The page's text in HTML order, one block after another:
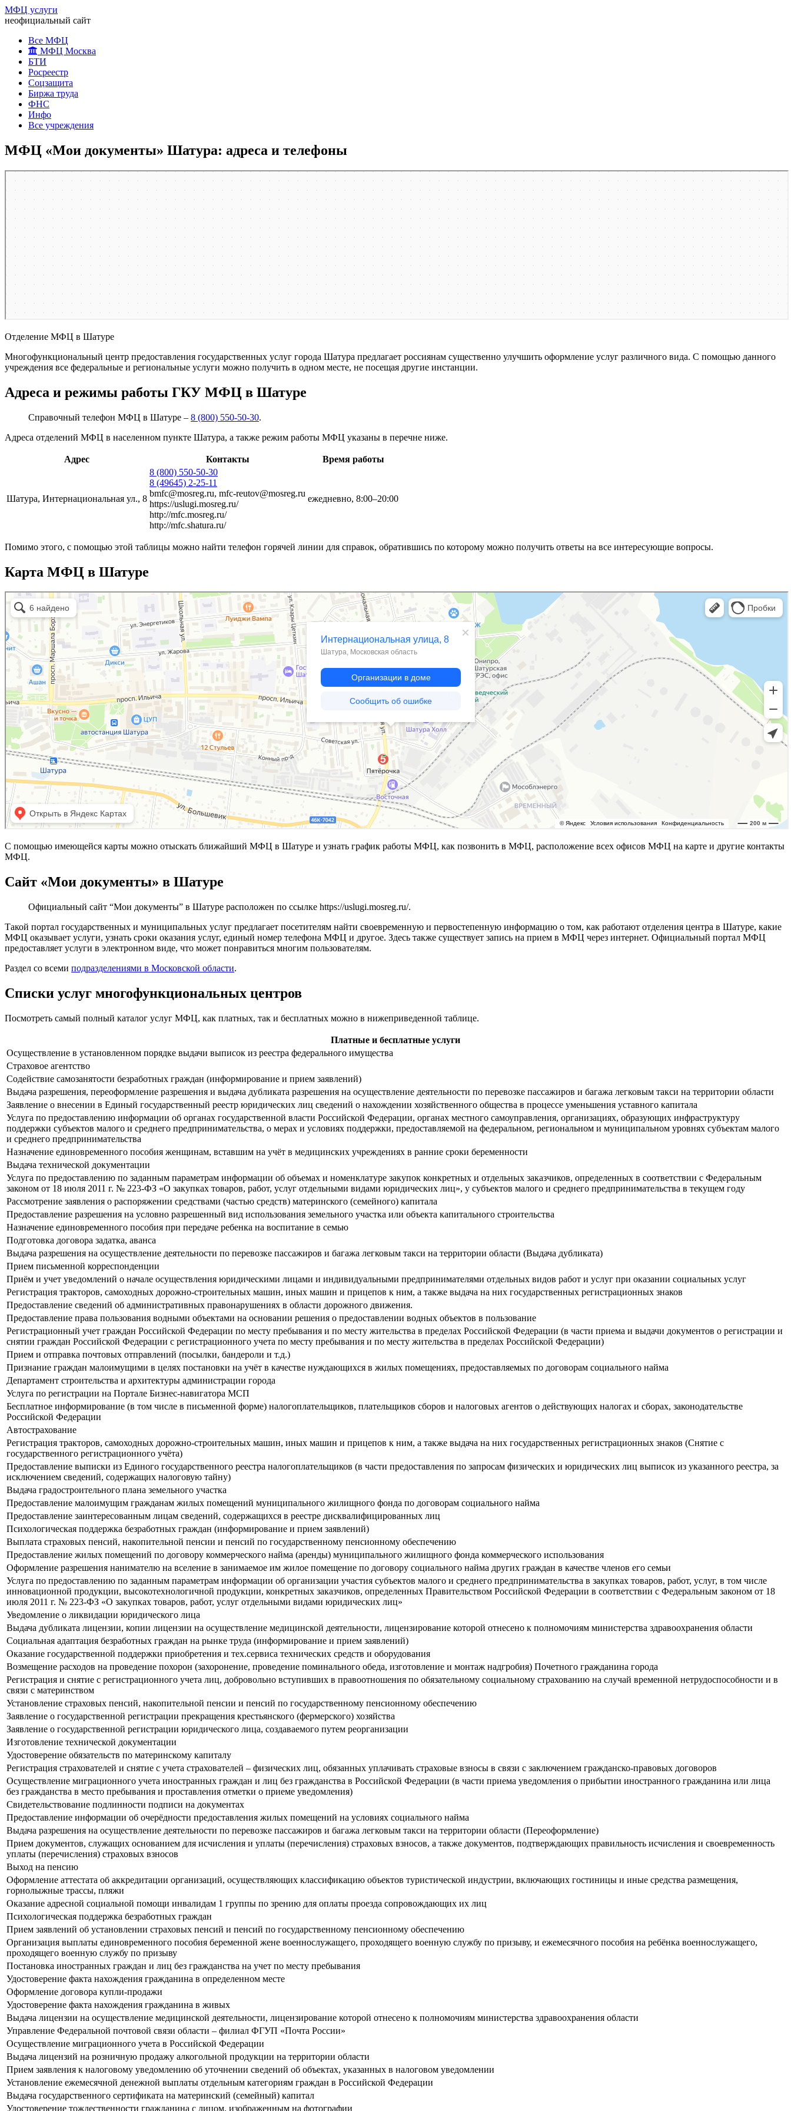
МФЦ услуги
неофициальный сайт
Все МФЦ
МФЦ Москва
БТИ
Росреестр
Соцзащита
Биржа труда
ФНС
Инфо
Все учреждения
МФЦ «Мои документы» Шатура: адреса и телефоны
Отделение МФЦ в Шатуре
Многофункциональный центр предоставления государственных услуг города Шатура предлагает россиянам существенно улучшить оформление услуг различного вида. С помощью данного
учреждения все федеральные и региональные услуги можно получить в одном месте, не посещая другие инстанции.
Адреса и режимы работы ГКУ МФЦ в Шатуре
Справочный телефон МФЦ в Шатуре – 8 (800) 550-50-30.
Адреса отделений МФЦ в населенном пункте Шатура, а также режим работы МФЦ указаны в перечне ниже.
Адрес Контакты Время работы
Шатура, Интернациональная ул., 8
8 (800) 550-50-30
8 (49645) 2-25-11
bmfc@mosreg.ru, mfc-reutov@mosreg.ru
https://uslugi.mosreg.ru/
http://mfc.mosreg.ru/
http://mfc.shatura.ru/
ежедневно, 8:00–20:00
Помимо этого, с помощью этой таблицы можно найти телефон горячей линии для справок, обратившись по которому можно получить ответы на все интересующие вопросы.
Карта МФЦ в Шатуре
С помощью имеющейся карты можно отыскать ближайший МФЦ в Шатуре и узнать график работы МФЦ, как позвонить в МФЦ, расположение всех офисов МФЦ на карте и другие контакты
МФЦ.
Сайт «Мои документы» в Шатуре
Официальный сайт “Мои документы” в Шатуре расположен по ссылке https://uslugi.mosreg.ru/.
Такой портал государственных и муниципальных услуг предлагает посетителям найти своевременную и первостепенную информацию о том, как работают отделения центра в Шатуре, какие
МФЦ оказывает услуги, узнать сроки оказания услуг, единый номер телефона МФЦ и другое. Здесь также существует запись на прием в МФЦ через интернет. Официальный портал МФЦ
предоставляет услуги в электронном виде, что может понравиться многим пользователям.
Раздел со всеми подразделениями в Московской области.
Списки услуг многофункциональных центров
Посмотреть самый полный каталог услуг МФЦ, как платных, так и бесплатных можно в нижеприведенной таблице.
Платные и бесплатные услуги
Осуществление в установленном порядке выдачи выписок из реестра федерального имущества
Страховое агентство
Содействие самозанятости безработных граждан (информирование и прием заявлений)
Выдача разрешения, переоформление разрешения и выдача дубликата разрешения на осуществление деятельности по перевозке пассажиров и багажа легковым такси на территории области
Заявление о внесении в Единый государственный реестр юридических лиц сведений о нахождении хозяйственного общества в процессе уменьшения уставного капитала
Услуга по предоставлению информации об органах государственной власти Российской Федерации, органах местного самоуправления, организациях, образующих инфраструктуру
поддержки субъектов малого и среднего предпринимательства, о мерах и условиях поддержки, предоставляемой на федеральном, региональном и муниципальном уровнях субъектам малого
и среднего предпринимательства
Назначение единовременного пособия женщинам, вставшим на учёт в медицинских учреждениях в ранние сроки беременности
Выдача технической документации
Услуга по предоставлению по заданным параметрам информации об объемах и номенклатуре закупок конкретных и отдельных заказчиков, определенных в соответствии с Федеральным
законом от 18 июля 2011 г. № 223-ФЗ «О закупках товаров, работ, услуг отдельными видами юридических лиц», у субъектов малого и среднего предпринимательства в текущем году
Рассмотрение заявления о распоряжении средствами (частью средств) материнского (семейного) капитала
Предоставление разрешения на условно разрешенный вид использования земельного участка или объекта капитального строительства
Назначение единовременного пособия при передаче ребенка на воспитание в семью
Подготовка договора задатка, аванса
Выдача разрешения на осуществление деятельности по перевозке пассажиров и багажа легковым такси на территории области (Выдача дубликата)
Прием письменной корреспонденции
Приём и учет уведомлений о начале осуществления юридическими лицами и индивидуальными предпринимателями отдельных видов работ и услуг при оказании социальных услуг
Регистрация тракторов, самоходных дорожно-строительных машин, иных машин и прицепов к ним, а также выдача на них государственных регистрационных знаков
Предоставление сведений об административных правонарушениях в области дорожного движения.
Предоставление права пользования водными объектами на основании решения о предоставлении водных объектов в пользование
Регистрационный учет граждан Российской Федерации по месту пребывания и по месту жительства в пределах Российской Федерации (в части приема и выдачи документов о регистрации и
снятии граждан Российской Федерации с регистрационного учета по месту пребывания и по месту жительства в пределах Российской Федерации)
Прием и отправка почтовых отправлений (посылки, бандероли и т.д.)
Признание граждан малоимущими в целях постановки на учёт в качестве нуждающихся в жилых помещениях, предоставляемых по договорам социального найма
Департамент строительства и архитектуры администрации города
Услуга по регистрации на Портале Бизнес-навигатора МСП
Бесплатное информирование (в том числе в письменной форме) налогоплательщиков, плательщиков сборов и налоговых агентов о действующих налогах и сборах, законодательстве
Российской Федерации
Автострахование
Регистрация тракторов, самоходных дорожно-строительных машин, иных машин и прицепов к ним, а также выдача на них государственных регистрационных знаков (Снятие с
государственного регистрационного учёта)
Предоставление выписки из Единого государственного реестра налогоплательщиков (в части предоставления по запросам физических и юридических лиц выписок из указанного реестра, за
исключением сведений, содержащих налоговую тайну)
Выдача градостроительного плана земельного участка
Предоставление малоимущим гражданам жилых помещений муниципального жилищного фонда по договорам социального найма
Предоставление заинтересованным лицам сведений, содержащихся в реестре дисквалифицированных лиц
Психологическая поддержка безработных граждан (информирование и прием заявлений)
Выплата страховых пенсий, накопительной пенсии и пенсий по государственному пенсионному обеспечению
Предоставление жилых помещений по договору коммерческого найма (аренды) муниципального жилищного фонда коммерческого использования
Оформление разрешения нанимателю на вселение в занимаемое им жилое помещение по договору социального найма других граждан в качестве членов его семьи
Услуга по предоставлению по заданным параметрам информации об организации участия субъектов малого и среднего предпринимательства в закупках товаров, работ, услуг, в том числе
инновационной продукции, высокотехнологичной продукции, конкретных заказчиков, определенных Правительством Российской Федерации в соответствии с Федеральным законом от 18
июля 2011 г. № 223-ФЗ «О закупках товаров, работ, услуг отдельными видами юридических лиц»
Уведомление о ликвидации юридического лица
Выдача дубликата лицензии, копии лицензии на осуществление медицинской деятельности, лицензирование которой отнесено к полномочиям министерства здравоохранения области
Социальная адаптация безработных граждан на рынке труда (информирование и прием заявлений)
Оказание государственной поддержки приобретения и тех.сервиса технических средств и оборудования
Возмещение расходов на проведение похорон (захоронение, проведение поминального обеда, изготовление и монтаж надгробия) Почетного гражданина города
Регистрация и снятие с регистрационного учета лиц, добровольно вступивших в правоотношения по обязательному социальному страхованию на случай временной нетрудоспособности и в
связи с материнством
Установление страховых пенсий, накопительной пенсии и пенсий по государственному пенсионному обеспечению
Заявление о государственной регистрации прекращения крестьянского (фермерского) хозяйства
Заявление о государственной регистрации юридического лица, создаваемого путем реорганизации
Изготовление технической документации
Удостоверение обязательств по материнскому капиталу
Регистрация страхователей и снятие с учета страхователей – физических лиц, обязанных уплачивать страховые взносы в связи с заключением гражданско-правовых договоров
Осуществление миграционного учета иностранных граждан и лиц без гражданства в Российской Федерации (в части приема уведомления о прибытии иностранного гражданина или лица
без гражданства в место пребывания и проставления отметки о приеме уведомления)
Свидетельствование подлинности подписи на документах
Предоставление информации об очерёдности предоставления жилых помещений на условиях социального найма
Выдача разрешения на осуществление деятельности по перевозке пассажиров и багажа легковым такси на территории области (Переоформление)
Прием документов, служащих основанием для исчисления и уплаты (перечисления) страховых взносов, а также документов, подтверждающих правильность исчисления и своевременность
уплаты (перечисления) страховых взносов
Выход на пенсию
Оформление аттестата об аккредитации организаций, осуществляющих классификацию объектов туристической индустрии, включающих гостиницы и иные средства размещения,
горнолыжные трассы, пляжи
Оказание адресной социальной помощи инвалидам 1 группы по зрению для оплаты проезда сопровождающих их лиц
Психологическая поддержка безработных граждан
Прием заявлений об установлении страховых пенсий и пенсий по государственному пенсионному обеспечению
Организация выплаты единовременного пособия беременной жене военнослужащего, проходящего военную службу по призыву, и ежемесячного пособия на ребёнка военнослужащего,
проходящего военную службу по призыву
Постановка иностранных граждан и лиц без гражданства на учет по месту пребывания
Удостоверение факта нахождения гражданина в определенном месте
Оформление договора купли-продажи
Удостоверение факта нахождения гражданина в живых
Выдача лицензии на осуществление медицинской деятельности, лицензирование которой отнесено к полномочиям министерства здравоохранения области
Управление Федеральной почтовой связи области – филиал ФГУП «Почта России»
Осуществление миграционного учета в Российской Федерации
Выдача лицензий на розничную продажу алкогольной продукции на территории области
Прием заявления к налоговому уведомлению об уточнении сведений об объектах, указанных в налоговом уведомлении
Установление ежемесячной денежной выплаты отдельным категориям граждан в Российской Федерации
Выдача государственного сертификата на материнский (семейный) капитал
Удостоверение тождественности гражданина с лицом, изображенным на фотографии